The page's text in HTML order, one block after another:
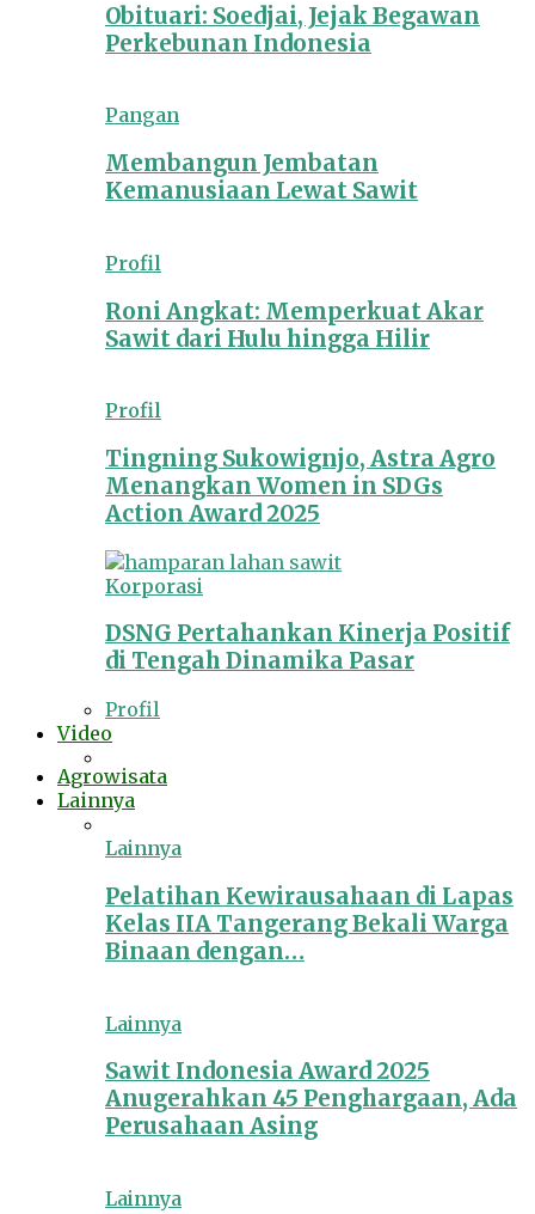
Obituari: Soedjai, Jejak Begawan
Perkebunan Indonesia
Pangan
Membangun Jembatan
Kemanusiaan Lewat Sawit
Profil
Roni Angkat: Memperkuat Akar
Sawit dari Hulu hingga Hilir
Profil
Tingning Sukowignjo, Astra Agro
Menangkan Women in SDGs
Action Award 2025
Korporasi
DSNG Pertahankan Kinerja Positif
di Tengah Dinamika Pasar
Profil
Video
Agrowisata
Lainnya
Lainnya
Pelatihan Kewirausahaan di Lapas
Kelas IIA Tangerang Bekali Warga
Binaan dengan…
Lainnya
Sawit Indonesia Award 2025
Anugerahkan 45 Penghargaan, Ada
Perusahaan Asing
Lainnya